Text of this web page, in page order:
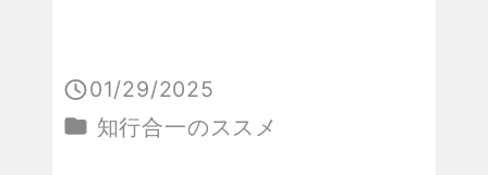
投稿日
01/29/2025
カテゴリー
知行合一のススメ